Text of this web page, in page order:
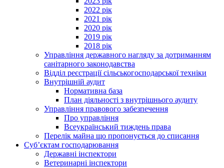
2022 рік
2021 рік
2020 рік
2019 рік
2018 рік
Управління державного нагляду за дотриманням
санітарного законодавства
Відділ реєстрації сільськогосподарської техніки
Внутрішній аудит
Нормативна база
План діяльності з внутрішнього аудиту
Управління правового забезпечення
Про управління
Всеукраїнський тиждень права
Перелік майна що пропонується до списання
Суб’єктам господарювання
Державні інспектори
Ветеринарні інспектори